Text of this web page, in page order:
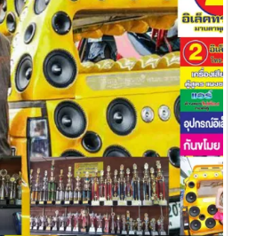
เต็มลำ กับสุดยอดฝีมือ 2 อิเล็ค
ตาพุท จ.ระยอง
/December 12, 2016